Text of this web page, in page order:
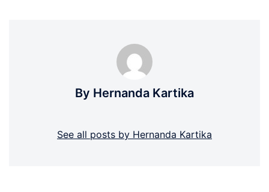
By Hernanda Kartika
See all posts by Hernanda Kartika